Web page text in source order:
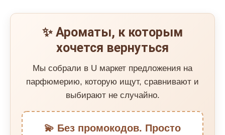
✨ Ароматы, к которым
хочется вернуться
Мы собрали в U маркет предложения на
парфюмерию, которую ищут, сравнивают и
выбирают не случайно.
💫 Без промокодов. Просто